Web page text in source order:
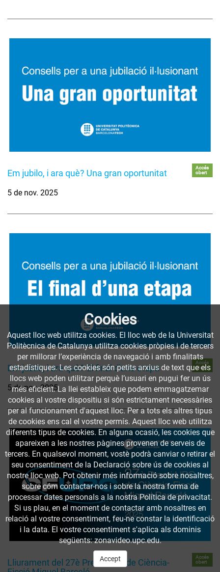
Em jubilo, i ara què? Una gran oportunitat
Accés
obert
5 de nov. 2025
Em jubilo, i ara què? El final d'una etapa
Accés
obert
5 de nov. 2025
Lliurament del 27è Premi UPC de Ciència-
Accés
obert
Cookies
Aquest lloc web utilitza cookies. El lloc web de la Universitat
Politècnica de Catalunya utilitza cookies pròpies i de tercers
per millorar l’experiència de navegació i amb finalitats
estadístiques. Les cookies són petits arxius de text que els
llocs web poden utilitzar perquè l’usuari en pugui fer un ús
més eficient. La llei estableix que podem emmagatzemar
cookies al vostre dispositiu si són estrictament necessàries
per al funcionament d'aquest lloc. Per a tots els altres tipus
de cookies ens cal el vostre permís. Aquest lloc web utilitza
diferents tipus de cookies. En alguna ocasió, les cookies que
apareixen a les nostres pàgines provenen de serveis de
tercers. En qualsevol moment, vostè podrà canviar o retirar el
seu consentiment de la Declaració sobre ús de cookies al
nostre lloc web. Pot obtenir més informació sobre nosaltres,
sobre cóm contactar-nos i sobre la nostra forma de
processar dates personals a la nostra Política de privacitat.
Si us plau, en el moment de contactar amb nosaltres en
relació al vostre consentiment, feu-ne constar la identificació
i la data. El vostre consentiment s'aplica als dominis
següents: zonavideo.upc.edu.
Accept